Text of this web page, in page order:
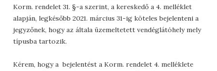
Korm. rendelet 31. §-a szerint, a kereskedő a 4. melléklet
alapján, legkésőbb 2021. március 31-ig köteles bejelenteni a
jegyzőnek, hogy az általa üzemeltetett vendéglátóhely mely
típusba tartozik.
Kérem, hogy a bejelentést a Korm. rendelet 4. melléklete